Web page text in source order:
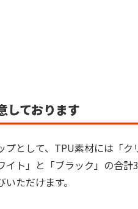
しております
プとして、TPU素材には「ク
イト」と「ブラック」の合
ただけます。